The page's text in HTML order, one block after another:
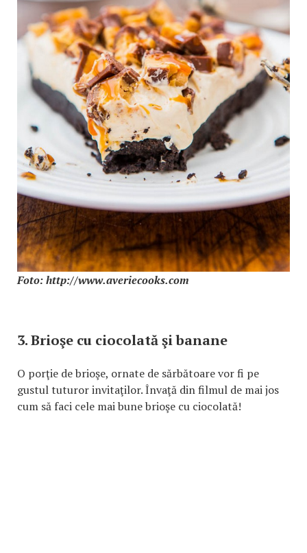
Foto: http://www.averiecooks.com
3. Brioşe cu ciocolată şi banane
O porţie de brioşe, ornate de sărbătoare vor fi pe
gustul tuturor invitaţilor. Învaţă din filmul de mai jos
cum să faci cele mai bune brioşe cu ciocolată!